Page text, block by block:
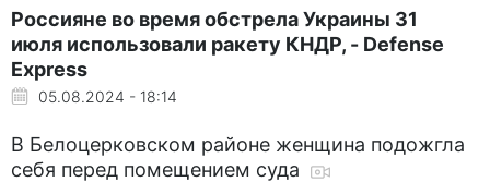
Россияне во время обстрела Украины 31
июля использовали ракету КНДР, - Defense
Express
05.08.2024 - 18:14
В Белоцерковском районе женщина подожгла
себя перед помещением суда